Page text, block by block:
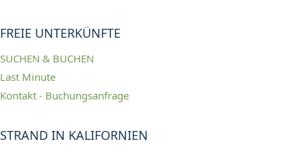
FREIE UNTERKÜNFTE
SUCHEN & BUCHEN
Last Minute
Kontakt - Buchungsanfrage
STRAND IN KALIFORNIEN